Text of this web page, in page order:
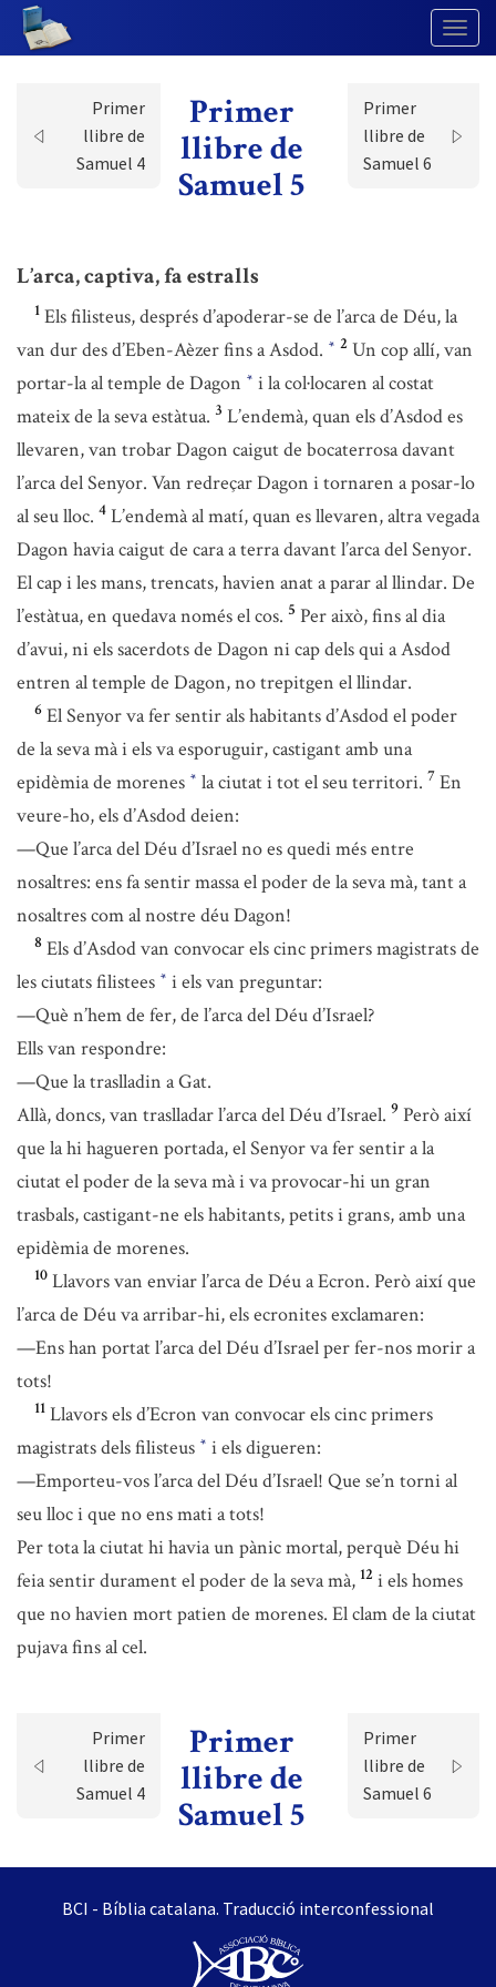
Primer
llibre de
Samuel 4
Primer
llibre de
Samuel 5
Primer
llibre de
Samuel 6
L’arca, captiva, fa estralls
1 Els filisteus, després d’apoderar-se de l’arca de Déu, la
van dur des d’Eben-Aèzer fins a Asdod. * 2 Un cop allí, van
portar-la al temple de Dagon * i la col·locaren al costat
mateix de la seva estàtua. 3 L’endemà, quan els d’Asdod es
llevaren, van trobar Dagon caigut de bocaterrosa davant
l’arca del Senyor. Van redreçar Dagon i tornaren a posar-lo
al seu lloc. 4 L’endemà al matí, quan es llevaren, altra vegada
Dagon havia caigut de cara a terra davant l’arca del Senyor.
El cap i les mans, trencats, havien anat a parar al llindar. De
l’estàtua, en quedava només el cos. 5 Per això, fins al dia
d’avui, ni els sacerdots de Dagon ni cap dels qui a Asdod
entren al temple de Dagon, no trepitgen el llindar.
6 El Senyor va fer sentir als habitants d’Asdod el poder
de la seva mà i els va esporuguir, castigant amb una
epidèmia de morenes * la ciutat i tot el seu territori. 7 En
veure-ho, els d’Asdod deien:
—Que l’arca del Déu d’Israel no es quedi més entre
nosaltres: ens fa sentir massa el poder de la seva mà, tant a
nosaltres com al nostre déu Dagon!
8 Els d’Asdod van convocar els cinc primers magistrats de
les ciutats filistees * i els van preguntar:
—Què n’hem de fer, de l’arca del Déu d’Israel?
Ells van respondre:
—Que la traslladin a Gat.
Allà, doncs, van traslladar l’arca del Déu d’Israel. 9 Però així
que la hi hagueren portada, el Senyor va fer sentir a la
ciutat el poder de la seva mà i va provocar-hi un gran
trasbals, castigant-ne els habitants, petits i grans, amb una
epidèmia de morenes.
10 Llavors van enviar l’arca de Déu a Ecron. Però així que
l’arca de Déu va arribar-hi, els ecronites exclamaren:
—Ens han portat l’arca del Déu d’Israel per fer-nos morir a
tots!
11 Llavors els d’Ecron van convocar els cinc primers
magistrats dels filisteus * i els digueren:
—Emporteu-vos l’arca del Déu d’Israel! Que se’n torni al
seu lloc i que no ens mati a tots!
Per tota la ciutat hi havia un pànic mortal, perquè Déu hi
feia sentir durament el poder de la seva mà, 12 i els homes
que no havien mort patien de morenes. El clam de la ciutat
pujava fins al cel.
Primer
llibre de
Samuel 4
Primer
llibre de
Samuel 5
Primer
llibre de
Samuel 6
BCI - Bíblia catalana. Traducció interconfessional